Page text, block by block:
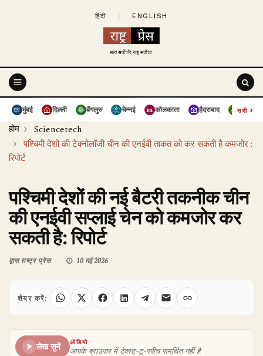
हिंदी ENGLISH
मुंबई दिल्ली बेंगलुरु चेन्नई कोलकाता हैदराबाद पुणे
सभी›
होम
Sciencetech
पश्चिमी देशों की टेक्नोलॉजी चीन की एनईवी ताकत को कर सकती है कमजोर :
रिपोर्ट
पश्चिमी देशों की नई बैटरी तकनीक चीन
की एनईवी सप्लाई चेन को कमजोर कर
सकती है: रिपोर्ट
द्वाराराष्ट्र प्रेस 10 मई 2026
शेयर करें:
लेख सुनें
ऑडियो
आपके ब्राउज़र में टेक्स्ट-टू-स्पीच समर्थित नहीं है